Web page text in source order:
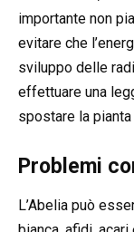
importante non
evitare che
sviluppo delle
effettuare una
spostare la
Problemi
L’Abelia può